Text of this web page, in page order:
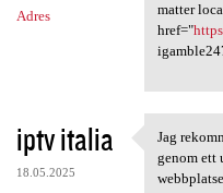
Adres
matter
href="
iptv italia
18.05.2025
Jag
Jag
genom ett